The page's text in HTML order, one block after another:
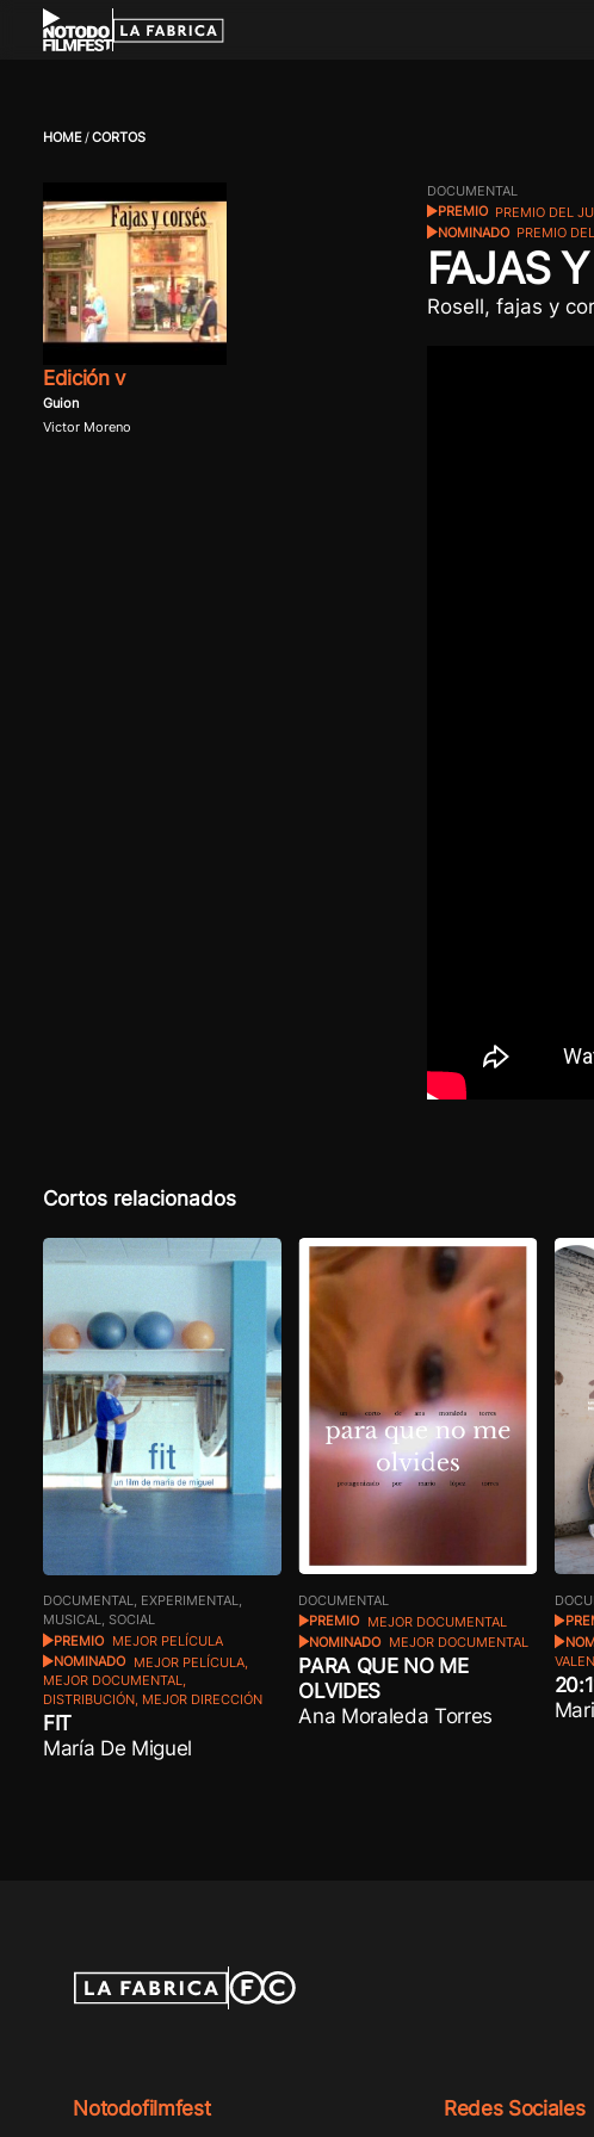
HOME CORTOS
DOCUMENTAL
PREMIO PREMIO DEL
NOMINADO PREMIO
FAJAS
Rosell, fajas y
Edición v
Guion
Victor Moreno
Cortos relacionados
DOCUMENTAL, EXPERIMENTAL,
MUSICAL, SOCIAL
PREMIO
MEJOR PELÍCULA
NOMINADO
MEJOR PELÍCULA,
MEJOR DOCUMENTAL,
DISTRIBUCIÓN, MEJOR DIRECCIÓN
FIT
María De Miguel
DOCUMENTAL
PREMIO MEJOR DOCUMENTAL
NOMINADO MEJOR DOCUMENTAL
PARA QUE NO ME
OLVIDES
Ana Moraleda Torres
Notodofilmfest Redes Sociales